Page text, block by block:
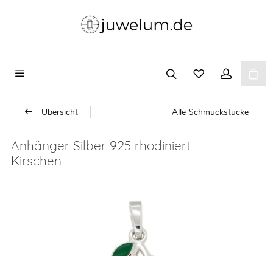
Übersicht Alle Schmuckstücke
Anhänger Silber 925 rhodiniert
Kirschen